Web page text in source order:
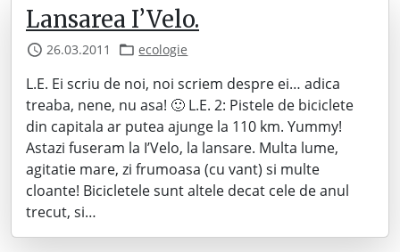
Lansarea I’Velo.
26.03.2011 ecologie
L.E. Ei scriu de noi, noi scriem despre ei… adica
treaba, nene, nu asa! 🙂 L.E. 2: Pistele de biciclete
din capitala ar putea ajunge la 110 km. Yummy!
Astazi fuseram la I’Velo, la lansare. Multa lume,
agitatie mare, zi frumoasa (cu vant) si multe
cloante! Bicicletele sunt altele decat cele de anul
trecut, si…